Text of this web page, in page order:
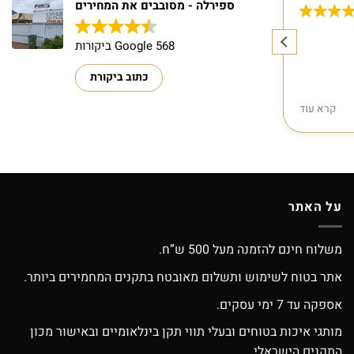
ספירלה - מסובבים את המחירים
568 Google ביקורות
כתוב ביקורת
היה
שחסר
ענה לי
מהמם!
קרא עוד
על האתר
משלוח חינם להזמנה מעל 500 ש”ח.
אתר בטוח לשימוש ותשלום מאובטח בתקנים המחמירים ביותר.
אספקה עד 7 ימי עסקים.
מותגי איכות בטוחים ובעלי תווי תקן בינלאומיים ובאישור מכון